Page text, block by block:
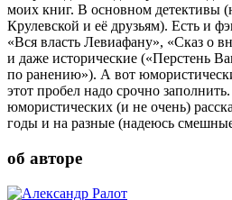
моих книг. В основном детективы
Крулевской и её друзьям). Есть и
«Вся власть Левиафану», «Сказ о
и даже исторические («Перстень
по ранению»). А вот
этот пробел надо срочно
юмористических (и не очень)
годы и на разные (надеюсь
об авторе